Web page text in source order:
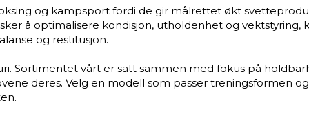
og kampsport fordi de gir målrettet økt
å optimalisere kondisjon, utholdenhet og
og restitusjon.
Sortimentet vårt er satt sammen med fokus på
deres. Velg en modell som passer treningsformen